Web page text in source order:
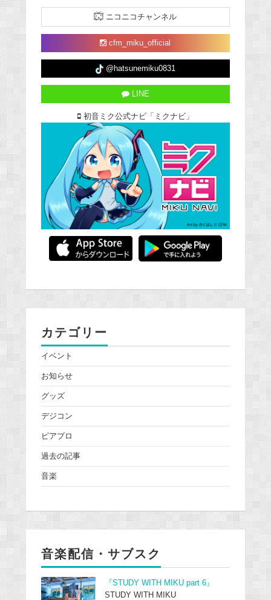
ニコニコチャンネル
cfm_miku_official
@hatsunemiku0831
LINE
初音ミク公式ナビ「ミクナビ」
カテゴリー
イベント
お知らせ
グッズ
デジコン
ピアプロ
過去の記事
音楽
音楽配信・サブスク
『STUDY WITH MIKU part 6』
STUDY WITH MIKU